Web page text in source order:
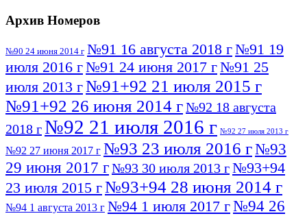
Архив Номеров
№90 24 июня 2014 г №91 16 августа 2018 г№91 19
июля 2016 г№91 24 июня 2017 г№91 25
июля 2013 г№91+92 21 июля 2015 г
№91+92 26 июня 2014 г№92 18 августа
2018 г№92 21 июля 2016 г №92 27 июля 2013 г
№92 27 июня 2017 г №93 23 июля 2016 г№93
29 июня 2017 г№93 30 июля 2013 г№93+94
23 июля 2015 г№93+94 28 июня 2014 г
№94 1 августа 2013 г №94 1 июля 2017 г№94 26